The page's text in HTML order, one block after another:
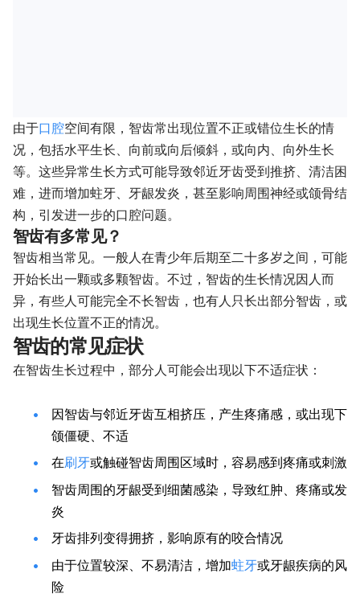
由于口腔空间有限，智齿常出现位置不正或错位生长的情
况，包括水平生长、向前或向后倾斜，或向内、向外生长
等。这些异常生长方式可能导致邻近牙齿受到推挤、清洁困
难，进而增加蛀牙、牙龈发炎，甚至影响周围神经或颌骨结
构，引发进一步的口腔问题。
智齿有多常见？
智齿相当常见。一般人在青少年后期至二十多岁之间，可能
开始长出一颗或多颗智齿。不过，智齿的生长情况因人而
异，有些人可能完全不长智齿，也有人只长出部分智齿，或
出现生长位置不正的情况。
智齿的常见症状
在智齿生长过程中，部分人可能会出现以下不适症状：
因智齿与邻近牙齿互相挤压，产生疼痛感，或出现下
颌僵硬、不适
在刷牙或触碰智齿周围区域时，容易感到疼痛或刺激
智齿周围的牙龈受到细菌感染，导致红肿、疼痛或发
炎
牙齿排列变得拥挤，影响原有的咬合情况
由于位置较深、不易清洁，增加蛀牙或牙龈疾病的风
险